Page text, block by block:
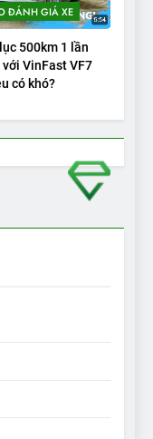
ĐÁNH GIÁ XE
500km 1 lần
VinFast VF7
có khó?